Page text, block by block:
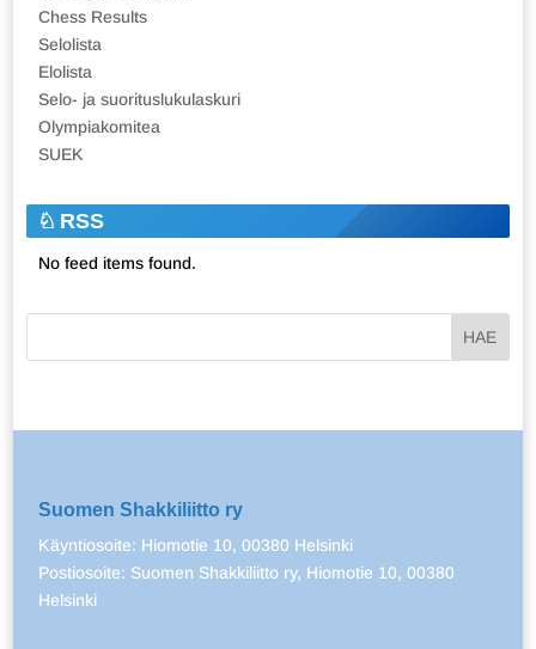
Chess Results
Selolista
Elolista
Selo- ja suorituslukulaskuri
Olympiakomitea
SUEK
RSS
No feed items found.
Suomen Shakkiliitto ry
Käyntiosoite: Hiomotie 10, 00380 Helsinki
Postiosoite: Suomen Shakkiliitto ry, Hiomotie 10, 00380
Helsinki